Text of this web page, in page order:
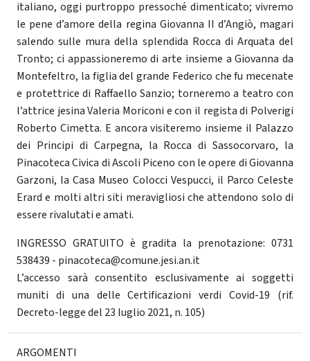
italiano, oggi purtroppo pressoché dimenticato; vivremo
le pene d’amore della regina Giovanna II d’Angiò, magari
salendo sulle mura della splendida Rocca di Arquata del
Tronto; ci appassioneremo di arte insieme a Giovanna da
Montefeltro, la figlia del grande Federico che fu mecenate
e protettrice di Raffaello Sanzio; torneremo a teatro con
l’attrice jesina Valeria Moriconi e con il regista di Polverigi
Roberto Cimetta. E ancora visiteremo insieme il Palazzo
dei Principi di Carpegna, la Rocca di Sassocorvaro, la
Pinacoteca Civica di Ascoli Piceno con le opere di Giovanna
Garzoni, la Casa Museo Colocci Vespucci, il Parco Celeste
Erard e molti altri siti meravigliosi che attendono solo di
essere rivalutati e amati.
INGRESSO GRATUITO è gradita la prenotazione: 0731
538439 - pinacoteca@comune.jesi.an.it
L’accesso sarà consentito esclusivamente ai soggetti
muniti di una delle Certificazioni verdi Covid-19 (rif.
Decreto-legge del 23 luglio 2021, n. 105)
ARGOMENTI